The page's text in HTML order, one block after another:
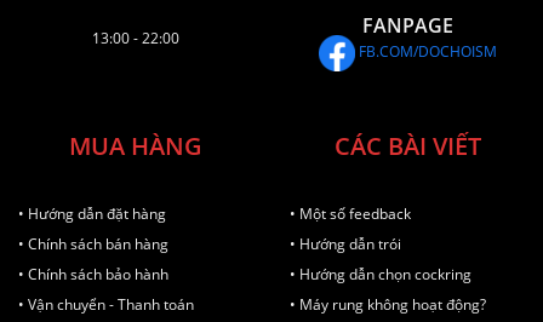
13:00 - 22:00 FANPAGE
FB.COM/DOCHOISM
MUA HÀNG
• Hướng dẫn đặt hàng
• Chính sách bán hàng
• Chính sách bảo hành
• Vận chuyển - Thanh toán
CÁC BÀI VIẾT
• Một số feedback
• Hướng dẫn trói
• Hướng dẫn chọn cockring
• Máy rung không hoạt động?